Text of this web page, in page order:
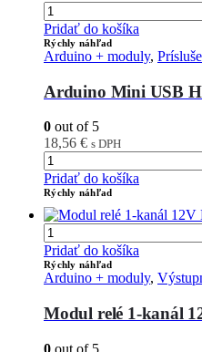
Pridať do košíka
Rýchly náhľad
Arduino + moduly,
Arduino Mini USB
0 out of 5
18,56 € s DPH
Pridať do košíka
Rýchly náhľad
Pridať do košíka
Rýchly náhľad
Arduino + moduly,
Modul relé 1-kanál
0 out of 5